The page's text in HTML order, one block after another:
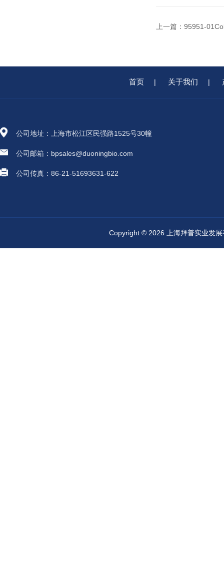
上一篇： 95951-
首页 | 关于我们 |
公司地址：上海市松江区民强路1525号30幢
公司邮箱：bpsales@duoningbio.com
公司传真：86-21-51693631-622
Copyright © 2026 上海拜普实业发